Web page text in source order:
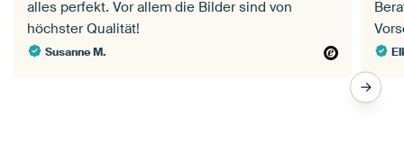
alles perfekt. Vor allem die Bilder sind von
höchster Qualität!
Susanne M.